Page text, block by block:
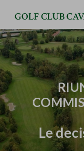
GOLF CLUB
Le